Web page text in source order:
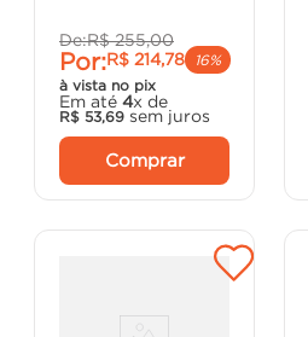
De:R$ 255,00
Por:R$ 214,78
16%
à vista no pix
Em até 4x de
R$ 53,69 sem juros
Comprar